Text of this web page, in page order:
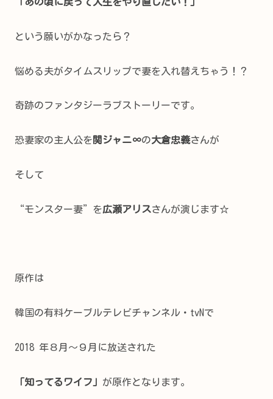
という願いがかなったら？
悩める夫がタイムスリップで妻を入れ替えちゃう！？
奇跡のファンタジーラブストーリーです。
恐妻家の主人公を関ジャニ∞の大倉忠義さんが
そして
“モンスター妻”を広瀬アリスさんが演じます☆
原作は
韓国の有料ケーブルテレビチャンネル・tvNで
2018 年８月～９月に放送された
「知ってるワイフ」 が原作となります。